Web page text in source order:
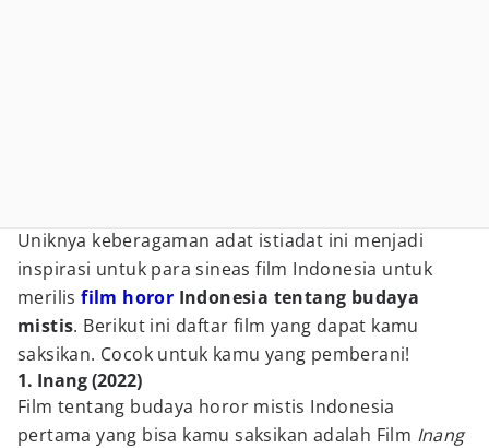
Uniknya keberagaman adat istiadat ini menjadi
inspirasi untuk para sineas film Indonesia untuk
merilisfilm horor Indonesia tentang budaya
mistis. Berikut ini daftar film yang dapat kamu
saksikan. Cocok untuk kamu yang pemberani!
1. Inang (2022)
Film tentang budaya horor mistis Indonesia
pertama yang bisa kamu saksikan adalah Film Inang